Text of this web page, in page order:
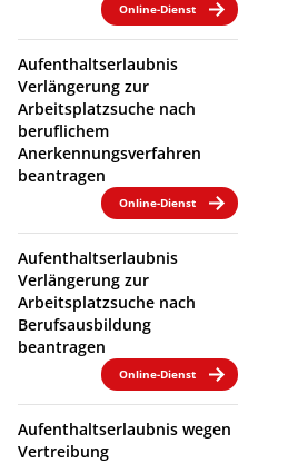
Online-Dienst
Aufenthaltserlaubnis
Verlängerung zur
Arbeitsplatzsuche nach
beruflichem
Anerkennungsverfahren
beantragen
Online-Dienst
Aufenthaltserlaubnis
Verlängerung zur
Arbeitsplatzsuche nach
Berufsausbildung
beantragen
Online-Dienst
Aufenthaltserlaubnis wegen
Vertreibung